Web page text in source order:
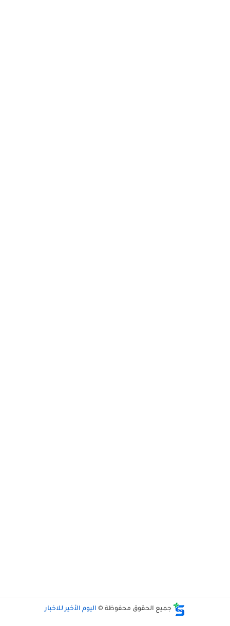
جميع الحقوق محفوظة © اليوم الأخير للاخبار